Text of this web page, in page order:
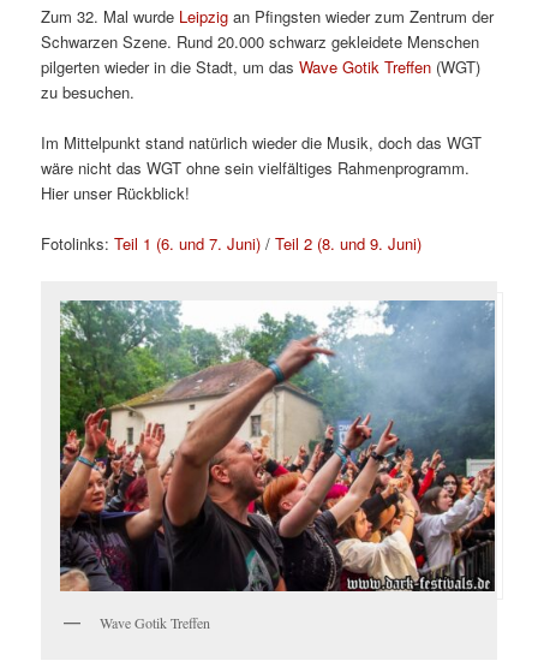
Zum 32. Mal wurde Leipzig an Pfingsten wieder zum Zentrum der
Schwarzen Szene. Rund 20.000 schwarz gekleidete Menschen
pilgerten wieder in die Stadt, um dasWave Gotik Treffen (WGT)
zu besuchen.
Im Mittelpunkt stand natürlich wieder die Musik, doch das WGT
wäre nicht das WGT ohne sein vielfältiges Rahmenprogramm.
Hier unser Rückblick!
Fotolinks:Teil 1 (6. und 7. Juni) /Teil 2 (8. und 9. Juni)
Wave Gotik Treffen